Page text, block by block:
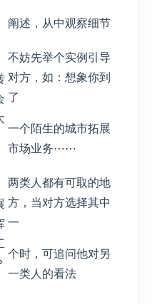
阐述，从中观察细节
不妨先举个实例引导
对方，如：想象你到
了
一个陌生的城市拓展
市场业务⋯⋯
两类人都有可取的地
方，当对方选择其中
一
个时，可追问他对另
一类人的看法